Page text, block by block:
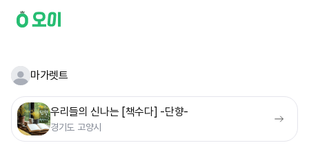
마가렛트
우리들의 신나는 [책수다] -단향-
경기도 고양시